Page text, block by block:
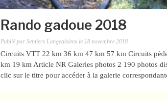
Rando gadoue 2018
Publié par Sentiers Langeaisiens le 18 novembre 2018
Circuits VTT 22 km 36 km 47 km 57 km Circuits
km 19 km Article NR Galeries photos 2 190 photos
clic sur le titre pour accéder à la galerie